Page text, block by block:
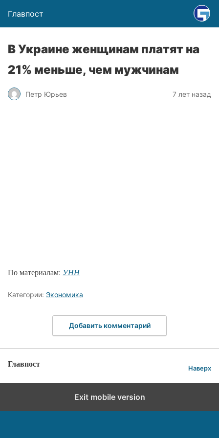
Главпост
В Украине женщинам платят на
21% меньше, чем мужчинам
Петр Юрьев 7 лет назад
По материалам: УНН
Категории: Экономика
Добавить комментарий
Главпост Наверх
Exit mobile version